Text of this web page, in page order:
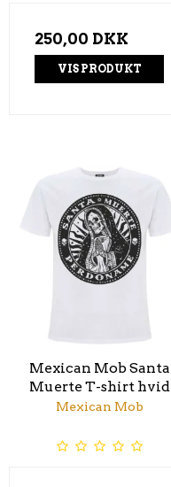
250,00 DKK
VIS PRODUKT
Mexican Mob Santa
Muerte T-shirt hvid
Mexican Mob